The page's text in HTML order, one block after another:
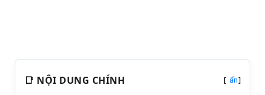
📑 NỘI DUNG CHÍNH [ ẩn]